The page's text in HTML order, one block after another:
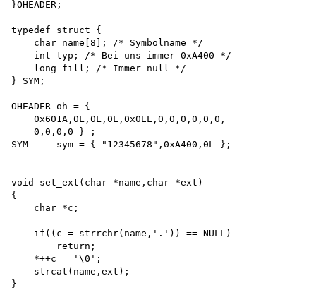
}OHEADER;
typedef struct {
    char name[8]; /* Symbolname */
    int typ; /* Bei uns immer 0xA400 */
    long fill; /* Immer null */
} SYM;
OHEADER oh = {
    0x601A,0L,0L,0L,0x0EL,0,0,0,0,0,0,
    0,0,0,0 } ;
SYM     sym = { "12345678",0xA400,0L };
void set_ext(char *name,char *ext)
{
    char *c;
    if((c = strrchr(name,'.')) == NULL)
        return;
    *++c = '\0';
    strcat(name,ext);
}